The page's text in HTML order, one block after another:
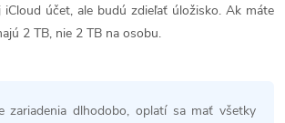
účet, ale budú zdieľať úložisko. Ak máte
2 TB, nie 2 TB na osobu.
zariadenia dlhodobo, oplatí sa mať všetky